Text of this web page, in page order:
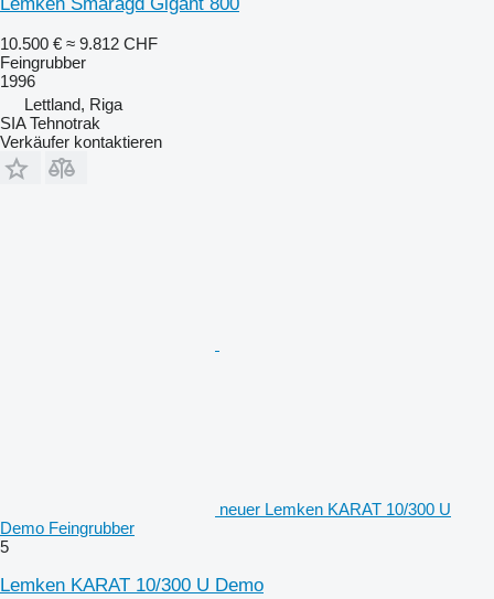
10.500 € ≈ 9.812 CHF
Feingrubber
1996
Lettland, Riga
SIA Tehnotrak
Verkäufer kontaktieren
neuer Lemken KARAT 10/300 U
Demo Feingrubber
5
Lemken KARAT 10/300 U Demo